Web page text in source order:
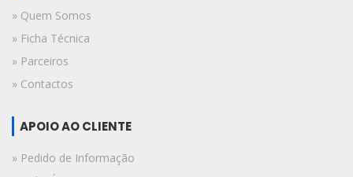
» Quem Somos
» Ficha Técnica
» Parceiros
» Contactos
APOIO AO CLIENTE
» Pedido de Informação